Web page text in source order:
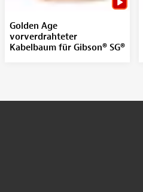
Golden Age
vorverdrahteter
Kabelbaum für Gibson® SG®